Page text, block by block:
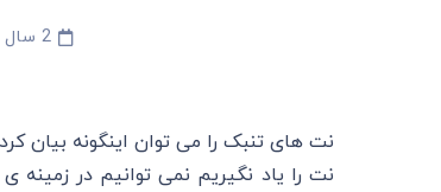
2 سال پیش
نت های تنبک را می توان اینگونه بیان
نت را یاد نگیریم نمی توانیم در